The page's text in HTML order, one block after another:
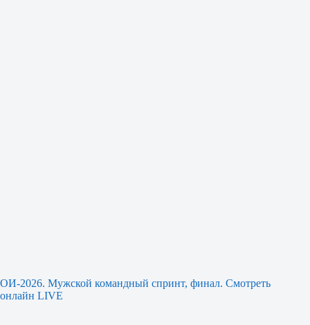
ОИ-2026. Мужской командный спринт, финал. Смотреть
онлайн LIVE